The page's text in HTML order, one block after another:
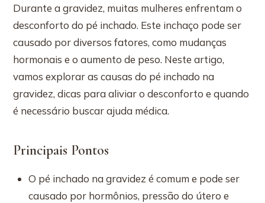
Durante a gravidez, muitas mulheres enfrentam o
desconforto do pé inchado. Este inchaço pode ser
causado por diversos fatores, como mudanças
hormonais e o aumento de peso. Neste artigo,
vamos explorar as causas do pé inchado na
gravidez, dicas para aliviar o desconforto e quando
é necessário buscar ajuda médica.
Principais Pontos
O pé inchado na gravidez é comum e pode ser
causado por hormônios, pressão do útero e